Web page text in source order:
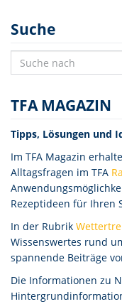
Suche
TFA MAGAZIN
Tipps, Lösungen und
Im TFA Magazin
Alltagsfragen im TFA
Rezeptideen für Ihren
In der Rubrik
Wissenswertes rund
spannende Beiträge
Die Informationen zu